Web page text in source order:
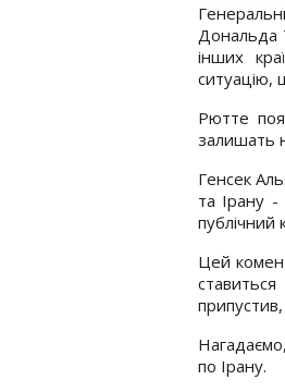
Дональда
інших
ситуацію,
Рютте
залишать
Генсек
та Ірану
Цей
по Ірану.